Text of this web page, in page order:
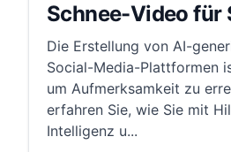
Schnee-Video für
Die Erstellung von AI-
Social-Media-Plattformen
um Aufmerksamkeit zu
erfahren Sie, wie Sie mit
Intelligenz u...